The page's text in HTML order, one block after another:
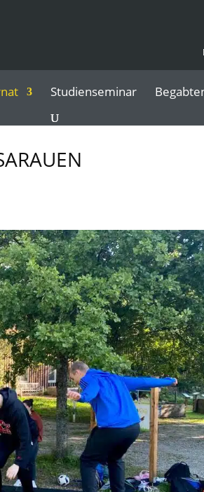
Studienseminar